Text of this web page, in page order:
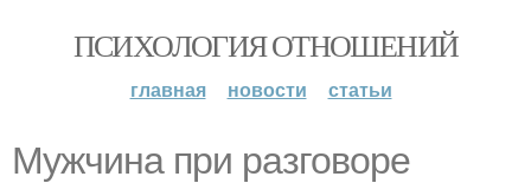
ПСИХОЛОГИЯ ОТНОШЕНИЙ
главная новости статьи
Мужчина при разговоре